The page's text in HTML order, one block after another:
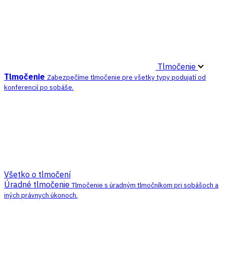
Tlmočenie
Tlmočenie Zabezpečíme tlmočenie pre všetky typy podujatí od
konferencií po sobáše.
Všetko o tlmočení
Úradné tlmočenieTlmočenie s úradným tlmočníkom pri sobášoch a
iných právnych úkonoch.